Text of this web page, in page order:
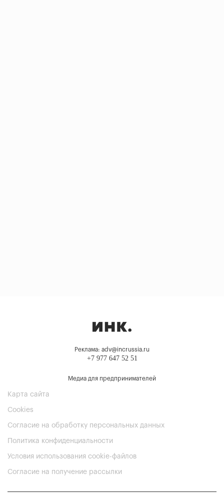
Реклама: adv@incrussia.ru
+7 977 647 52 51
Медиа для предпринимателей
Карта сайта
Cookies
Согласие на обработку персональных данных
Политика конфиденциальности
Условия использования cookie-файлов
Согласие на получение рассылки